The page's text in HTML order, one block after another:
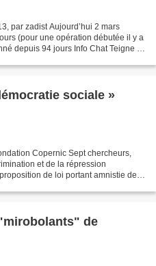
par zadist Aujourd’hui 2 mars
(pour une opération débutée il y a
depuis 94 jours Info Chat Teigne :
sociale »
Copernic Sept chercheurs,
et de la répression
de loi portant amnistie des
de